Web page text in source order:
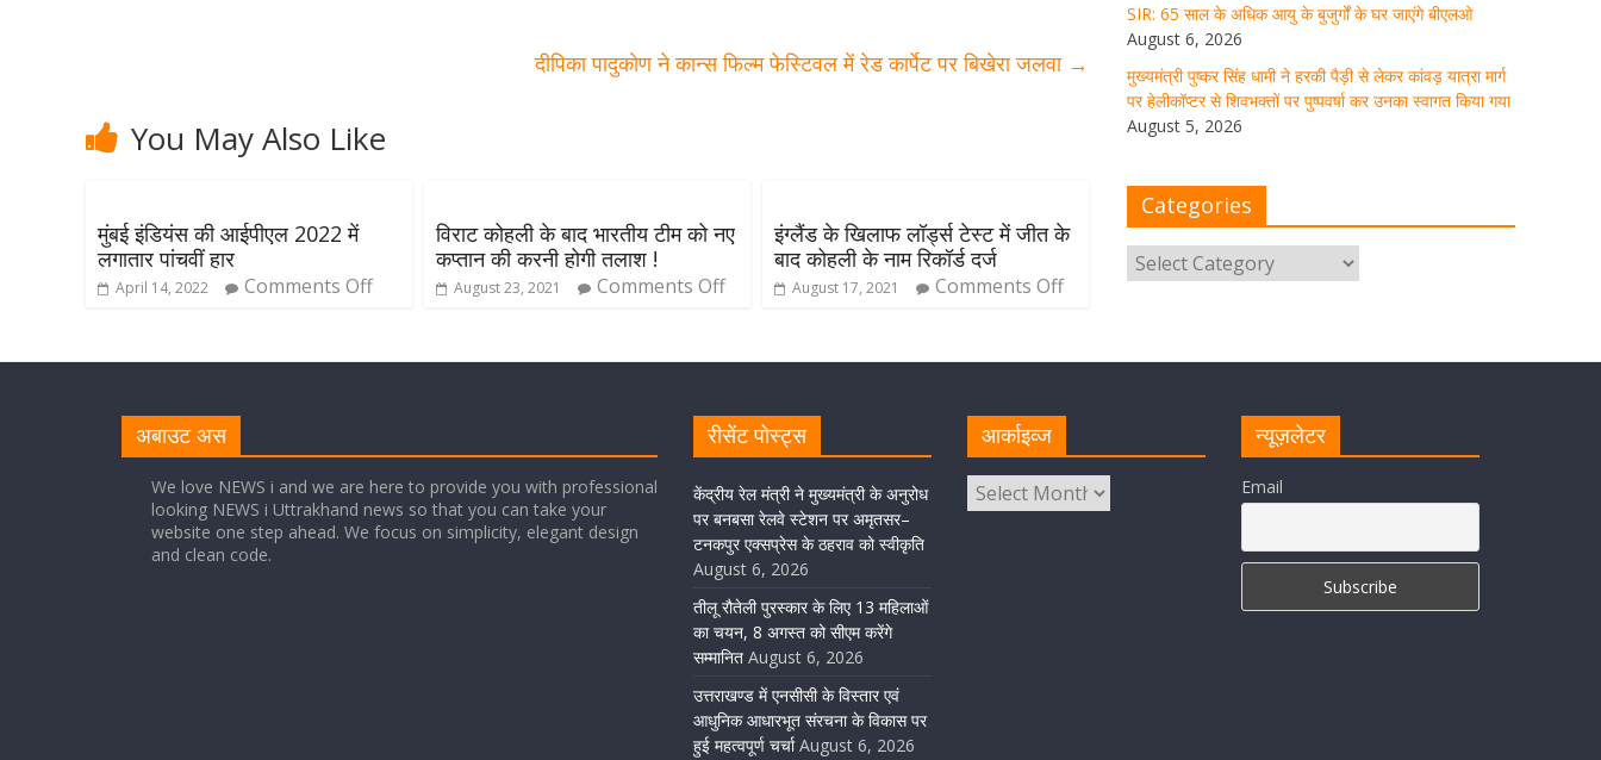
दीपिका पादुकोण ने कान्स फिल्म फेस्टिवल में रेड कार्पेट पर बिखेरा जलवा →
You May Also Like
मुंबई इंडियंस की आईपीएल 2022 में
लगातार पांचवीं हार
April 14, 2022 Comments Off
विराट कोहली के बाद भारतीय टीम को नए
कप्तान की करनी होगी तलाश !
August 23, 2021 Comments Off
इंग्लैंड के खिलाफ लॉर्ड्स टेस्ट में जीत के
बाद कोहली के नाम रिकॉर्ड दर्ज
August 17, 2021 Comments Off
धर्मनगरी हरिद्वार में कांवड़ यात्रा के दौरान
अद्भुत संगम देखने को मिला
August 5, 2026 1 Comment
परोसा भोजन
August 5, 2026
August 5, 2026
August 5, 2026 1 Comment
मुख्यमंत्री पुष्कर सिंह धामी ने किया मसूरी
SIR: 65 साल के अधिक आयु के बुजुर्गों के घर जाएंगे बीएलओ
August 6, 2026
मुख्यमंत्री पुष्कर सिंह धामी ने हरकी पैड़ी से लेकर कांवड़ यात्रा मार्ग
पर हेलीकॉप्टर से शिवभक्तों पर पुष्पवर्षा कर उनका स्वागत किया गया
August 5, 2026
Categories
अबाउट अस
We love NEWS i and we are here to provide you with professional
looking NEWS i Uttrakhand news so that you can take your
website one step ahead. We focus on simplicity, elegant design
and clean code.
रीसेंट पोस्ट्स
केंद्रीय रेल मंत्री ने मुख्यमंत्री के अनुरोध
पर बनबसा रेलवे स्टेशन पर अमृतसर–
टनकपुर एक्सप्रेस के ठहराव को स्वीकृति
August 6, 2026
तीलू रौतेली पुरस्कार के लिए 13 महिलाओं
का चयन, 8 अगस्त को सीएम करेंगे
सम्मानित August 6, 2026
उत्तराखण्ड में एनसीसी के विस्तार एवं
आधुनिक आधारभूत संरचना के विकास पर
हुई महत्वपूर्ण चर्चा August 6, 2026
आर्काइव्ज न्यूज़लेटर
Email